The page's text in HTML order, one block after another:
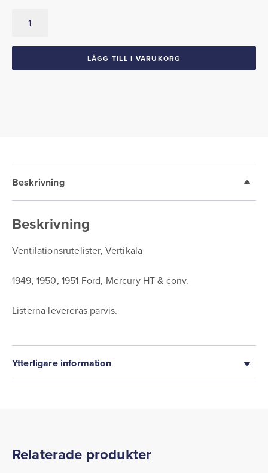
Vertikala
LÄGG TILL I VARUKORG
Beskrivning
Beskrivning
Ventilationsrutelister, Vertikala
1949, 1950, 1951 Ford, Mercury HT & conv.
Listerna levereras parvis.
Ytterligare information
Relaterade produkter